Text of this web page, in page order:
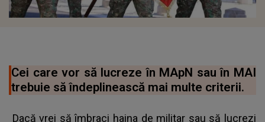
Cei care vor să lucreze în MApN sau în MAI
trebuie să îndeplinească mai multe criterii.
Dacă vrei să îmbraci haina de militar sau să lucrezi